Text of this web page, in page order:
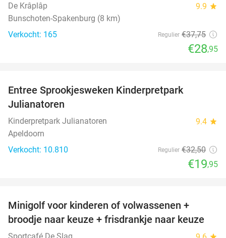
De Krâplâp 9.9 star
Bunschoten-Spakenburg (8 km)
Verkocht: 165
Regulier €37,75
€28,95
Entree Sprookjesweken Kinderpretpark
Julianatoren
Kinderpretpark Julianatoren 9.4 star
Apeldoorn
Verkocht: 10.810
Regulier €32,50
€19,95
Minigolf voor kinderen of volwassenen +
broodje naar keuze + frisdrankje naar keuze